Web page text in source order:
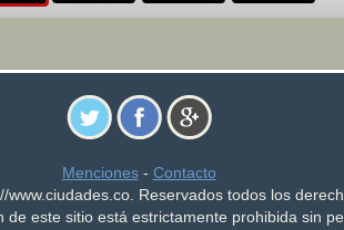
Menciones- Contacto
www.ciudades.co. Reservados todos los
de este sitio está estrictamente prohibida sin